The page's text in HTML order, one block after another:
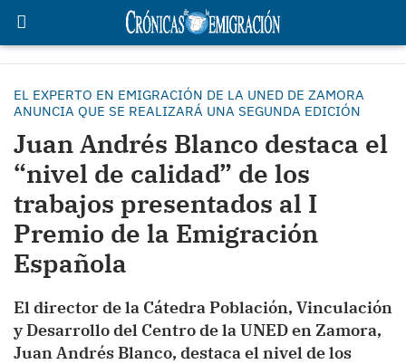
EL EXPERTO EN EMIGRACIÓN DE LA UNED DE ZAMORA
ANUNCIA QUE SE REALIZARÁ UNA SEGUNDA EDICIÓN
Juan Andrés Blanco destaca el
“nivel de calidad” de los
trabajos presentados al I
Premio de la Emigración
Española
El director de la Cátedra Población, Vinculación
y Desarrollo del Centro de la UNED en Zamora,
Juan Andrés Blanco, destaca el nivel de los